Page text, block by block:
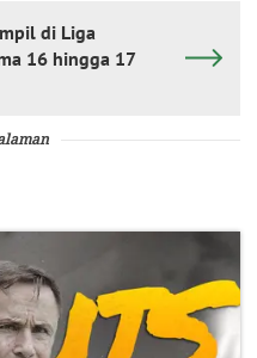
di Liga
16 hingga 17